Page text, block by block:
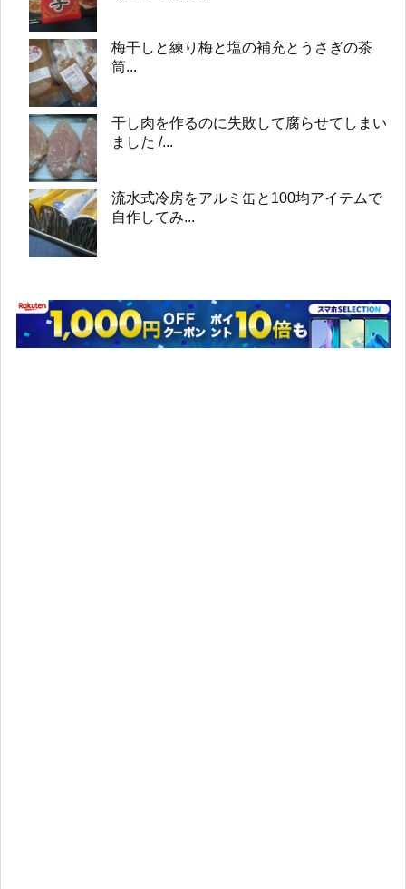
梅干しと練り梅と塩の補充とうさぎの茶
筒...
干し肉を作るのに失敗して腐らせてしまい
ました /...
流水式冷房をアルミ缶と100均アイテムで
自作してみ...